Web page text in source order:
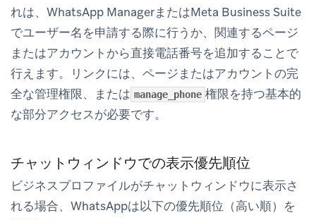
れは、WhatsApp ManagerまたはMeta Business Suite
でユーザー名を申請する際に行うか、関連するページ
またはアカウントから直接電話番号を追加することで
行えます。リンクには、ページまたはアカウントの完
全な管理権限、または manage_phone 権限を持つ基本的
な部分アクセスが必要です。
チャットウィンドウでの表示優先順位
ビジネスプロファイルがチャットウィンドウに表示さ
れる場合、WhatsAppは以下の優先順位（高い順）を